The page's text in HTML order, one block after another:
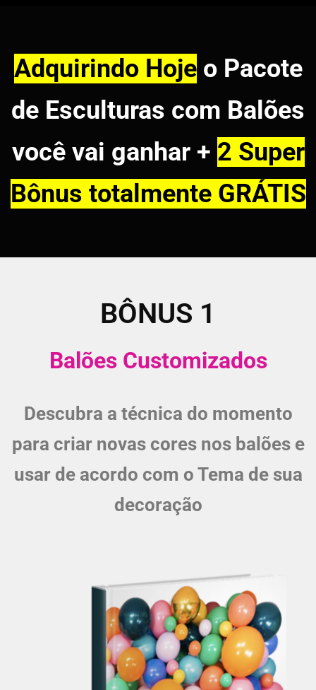
Adquirindo Hojeo Pacote
de Esculturas com Balões
você vai ganhar + 2 Super
Bônus totalmente GRÁTIS
BÔNUS 1
Balões Customizados
Descubra a técnica do momento
para criar novas cores nos balões e
usar de acordo com o Tema de sua
decoração